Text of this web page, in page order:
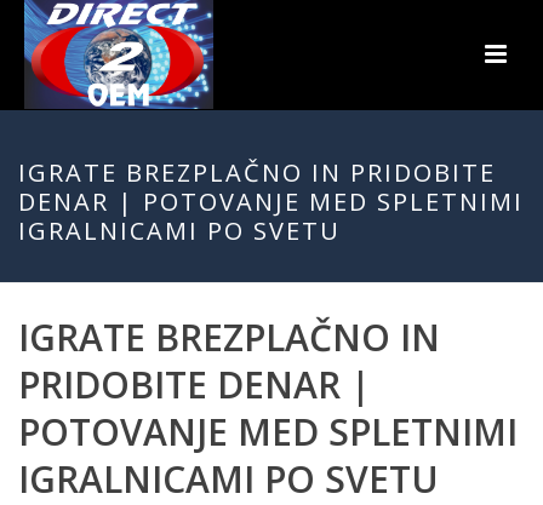
IGRATE BREZPLAČNO IN PRIDOBITE
DENAR | POTOVANJE MED SPLETNIMI
IGRALNICAMI PO SVETU
IGRATE BREZPLAČNO IN
PRIDOBITE DENAR |
POTOVANJE MED SPLETNIMI
IGRALNICAMI PO SVETU